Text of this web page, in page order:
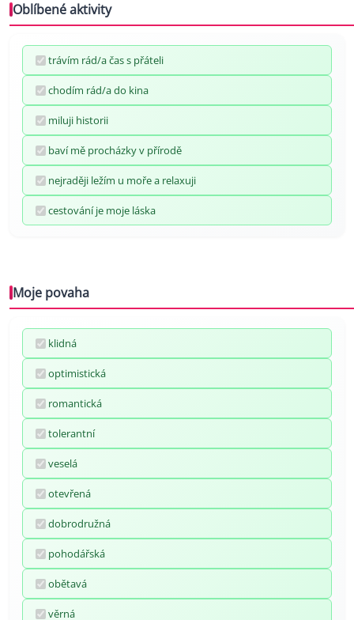
Oblíbené aktivity
trávím rád/a čas s přáteli
chodím rád/a do kina
miluji historii
baví mě procházky v přírodě
nejraději ležím u moře a relaxuji
cestování je moje láska
Moje povaha
klidná
optimistická
romantická
tolerantní
veselá
otevřená
dobrodružná
pohodářská
obětavá
věrná